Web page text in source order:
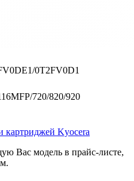
0T2FV0D1
720/820/920
картриджей Kyocera
Вас модель в прайс-листе,